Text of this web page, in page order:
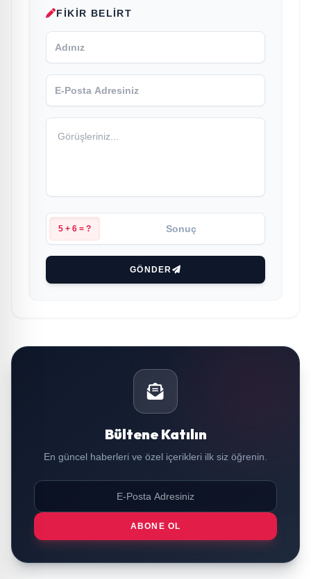
FIKIR BELIRT
5 + 6 = ?
GÖNDER
Bültene Katılın
En güncel haberleri ve özel içerikleri ilk siz öğrenin.
ABONE OL